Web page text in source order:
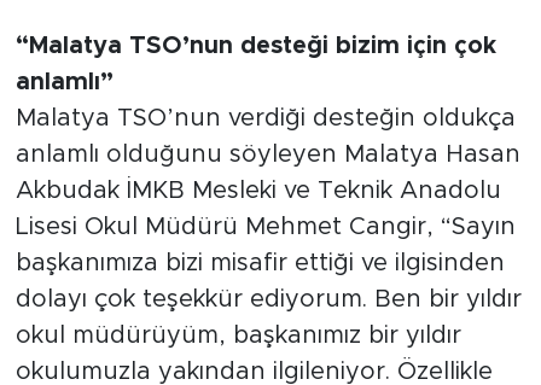
“Malatya TSO’nun desteği bizim için çok
anlamlı”
Malatya TSO’nun verdiği desteğin oldukça
anlamlı olduğunu söyleyen Malatya Hasan
Akbudak İMKB Mesleki ve Teknik Anadolu
Lisesi Okul Müdürü Mehmet Cangir, “Sayın
başkanımıza bizi misafir ettiği ve ilgisinden
dolayı çok teşekkür ediyorum. Ben bir yıldır
okul müdürüyüm, başkanımız bir yıldır
okulumuzla yakından ilgileniyor. Özellikle